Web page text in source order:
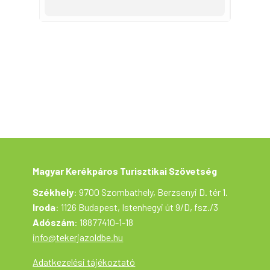
Magyar Kerékpáros Turisztikai Szövetség
Székhely: 9700 Szombathely, Berzsenyi D. tér 1.
Iroda: 1126 Budapest, Istenhegyi út 9/D, fsz./3
Adószám: 18877410-1-18
info@tekerjazoldbe.hu
Adatkezelési tájékoztató